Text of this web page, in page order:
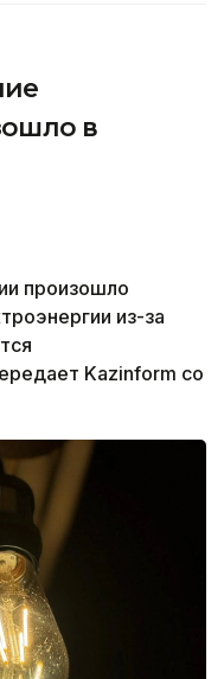
в
произошло
из-за
Kazinform со